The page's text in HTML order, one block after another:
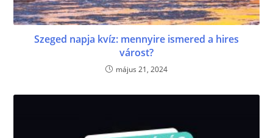
Szeged napja kvíz: mennyire ismered a hires
várost?
május 21, 2024